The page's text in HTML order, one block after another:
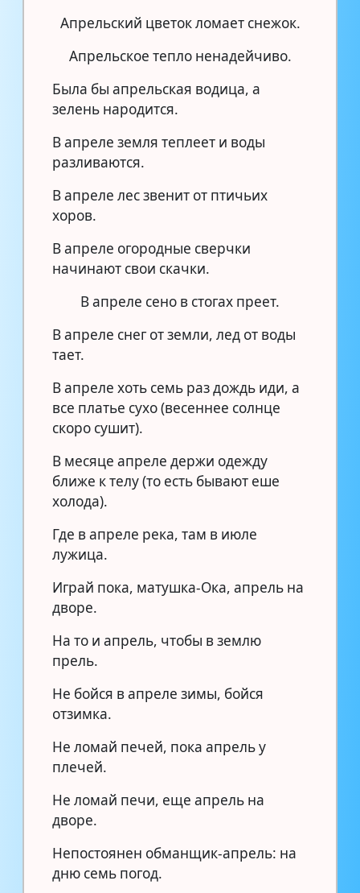
Апрельский цветок ломает снежок.
Апрельское тепло ненадейчиво.
Была бы апрельская водица, а
зелень народится.
В апреле земля теплеет и воды
разливаются.
В апреле лес звенит от птичьих
хоров.
В апреле огородные сверчки
начинают свои скачки.
В апреле сено в стогах преет.
В апреле снег от земли, лед от воды
тает.
В апреле хоть семь раз дождь иди, а
все платье сухо (весеннее солнце
скоро сушит).
В месяце апреле держи одежду
ближе к телу (то есть бывают еше
холода).
Где в апреле река, там в июле
лужица.
Играй пока, матушка-Ока, апрель на
дворе.
На то и апрель, чтобы в землю
прель.
Не бойся в апреле зимы, бойся
отзимка.
Не ломай печей, пока апрель у
плечей.
Не ломай печи, еще апрель на
дворе.
Непостоянен обманщик-апрель: на
дню семь погод.